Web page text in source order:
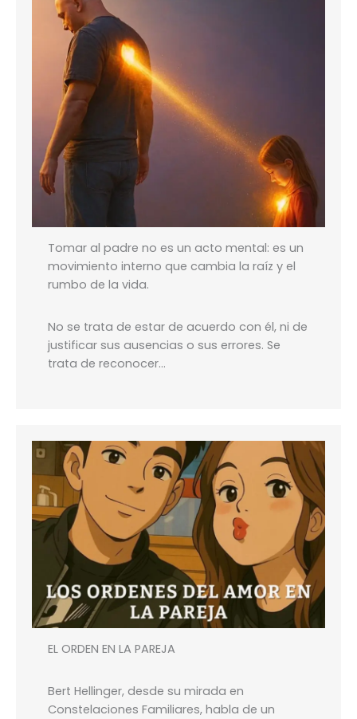
Tomar al padre no es un acto mental: es un
movimiento interno que cambia la raíz y el
rumbo de la vida.
No se trata de estar de acuerdo con él, ni de
justificar sus ausencias o sus errores. Se
trata de reconocer…
EL ORDEN EN LA PAREJA
Bert Hellinger, desde su mirada en
Constelaciones Familiares, habla de un